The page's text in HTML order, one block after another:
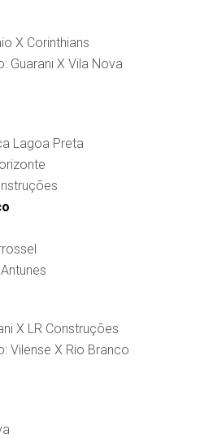
X Corinthians
Guarani X Vila Nova
Lagoa Preta
X LR Construções
Vilense X Rio Branco